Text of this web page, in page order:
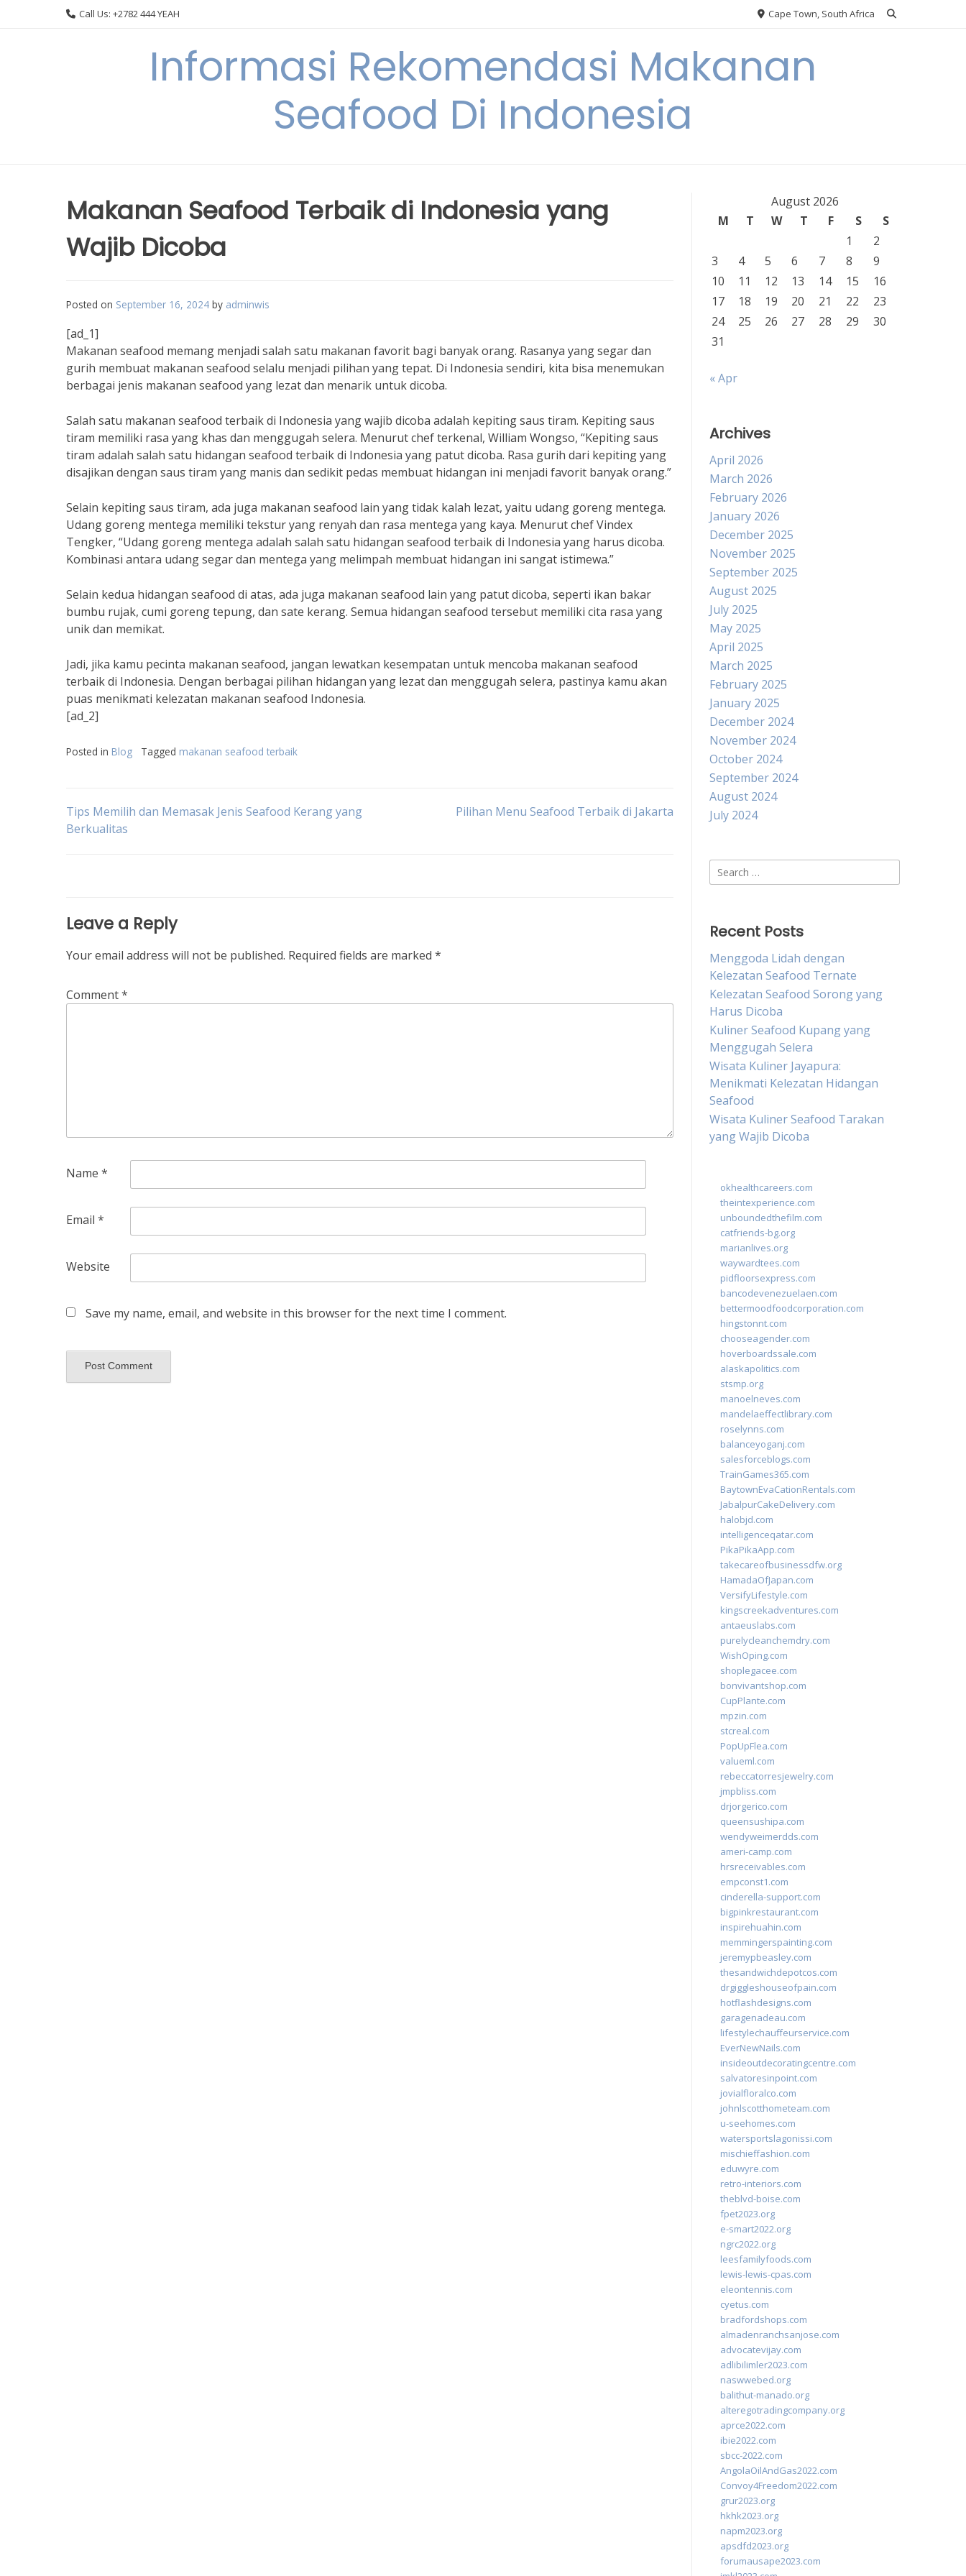
Call Us: +2782 444 YEAH Cape Town, South Africa
Informasi Rekomendasi Makanan
Seafood Di Indonesia
Makanan Seafood Terbaik di Indonesia yang
Wajib Dicoba
Posted on September 16, 2024 by adminwis
[ad_1]
Makanan seafood memang menjadi salah satu makanan favorit bagi banyak orang. Rasanya yang segar dan
gurih membuat makanan seafood selalu menjadi pilihan yang tepat. Di Indonesia sendiri, kita bisa menemukan
berbagai jenis makanan seafood yang lezat dan menarik untuk dicoba.
Salah satu makanan seafood terbaik di Indonesia yang wajib dicoba adalah kepiting saus tiram. Kepiting saus
tiram memiliki rasa yang khas dan menggugah selera. Menurut chef terkenal, William Wongso, “Kepiting saus
tiram adalah salah satu hidangan seafood terbaik di Indonesia yang patut dicoba. Rasa gurih dari kepiting yang
disajikan dengan saus tiram yang manis dan sedikit pedas membuat hidangan ini menjadi favorit banyak orang.”
Selain kepiting saus tiram, ada juga makanan seafood lain yang tidak kalah lezat, yaitu udang goreng mentega.
Udang goreng mentega memiliki tekstur yang renyah dan rasa mentega yang kaya. Menurut chef Vindex
Tengker, “Udang goreng mentega adalah salah satu hidangan seafood terbaik di Indonesia yang harus dicoba.
Kombinasi antara udang segar dan mentega yang melimpah membuat hidangan ini sangat istimewa.”
Selain kedua hidangan seafood di atas, ada juga makanan seafood lain yang patut dicoba, seperti ikan bakar
bumbu rujak, cumi goreng tepung, dan sate kerang. Semua hidangan seafood tersebut memiliki cita rasa yang
unik dan memikat.
Jadi, jika kamu pecinta makanan seafood, jangan lewatkan kesempatan untuk mencoba makanan seafood
terbaik di Indonesia. Dengan berbagai pilihan hidangan yang lezat dan menggugah selera, pastinya kamu akan
puas menikmati kelezatan makanan seafood Indonesia.
[ad_2]
Posted in Blog Tagged makanan seafood terbaik
Post
Tips Memilih dan Memasak Jenis Seafood Kerang yang
Berkualitas
Pilihan Menu Seafood Terbaik di Jakarta
Leave a Reply
Your email address will not be published. Required fields are marked *
Comment*
Name *
Email *
Website
Save my name, email, and website in this browser for the next time I comment.
August 2026
M
T W T F S
S
1
2
3
4 5 6 7 8
9
10
11 12 13 14 15
16
17
18 19 20 21 22
23
24
25 26 27 28 29
30
31
« Apr
Archives
April 2026
March 2026
February 2026
January 2026
December 2025
November 2025
September 2025
August 2025
July 2025
May 2025
April 2025
March 2025
February 2025
January 2025
December 2024
November 2024
October 2024
September 2024
August 2024
July 2024
Search
for:
Recent Posts
Menggoda Lidah dengan
Kelezatan Seafood Ternate
Kelezatan Seafood Sorong yang
Harus Dicoba
Kuliner Seafood Kupang yang
Menggugah Selera
Wisata Kuliner Jayapura:
Menikmati Kelezatan Hidangan
Seafood
Wisata Kuliner Seafood Tarakan
yang Wajib Dicoba
okhealthcareers.com
theintexperience.com
unboundedthefilm.com
catfriends-bg.org
marianlives.org
waywardtees.com
pidfloorsexpress.com
bancodevenezuelaen.com
bettermoodfoodcorporation.com
hingstonnt.com
chooseagender.com
hoverboardssale.com
alaskapolitics.com
stsmp.org
manoelneves.com
mandelaeffectlibrary.com
roselynns.com
balanceyoganj.com
salesforceblogs.com
TrainGames365.com
BaytownEvaCationRentals.com
JabalpurCakeDelivery.com
halobjd.com
intelligenceqatar.com
PikaPikaApp.com
takecareofbusinessdfw.org
HamadaOfJapan.com
VersifyLifestyle.com
kingscreekadventures.com
antaeuslabs.com
purelycleanchemdry.com
WishOping.com
shoplegacee.com
bonvivantshop.com
CupPlante.com
mpzin.com
stcreal.com
PopUpFlea.com
valueml.com
rebeccatorresjewelry.com
jmpbliss.com
drjorgerico.com
queensushipa.com
wendyweimerdds.com
ameri-camp.com
hrsreceivables.com
empconst1.com
cinderella-support.com
bigpinkrestaurant.com
inspirehuahin.com
memmingerspainting.com
jeremypbeasley.com
thesandwichdepotcos.com
drgiggleshouseofpain.com
hotflashdesigns.com
garagenadeau.com
lifestylechauffeurservice.com
EverNewNails.com
insideoutdecoratingcentre.com
salvatoresinpoint.com
jovialfloralco.com
johnlscotthometeam.com
u-seehomes.com
watersportslagonissi.com
mischieffashion.com
eduwyre.com
retro-interiors.com
theblvd-boise.com
fpet2023.org
e-smart2022.org
ngrc2022.org
leesfamilyfoods.com
lewis-lewis-cpas.com
eleontennis.com
cyetus.com
bradfordshops.com
almadenranchsanjose.com
advocatevijay.com
adlibilimler2023.com
naswwebed.org
balithut-manado.org
alteregotradingcompany.org
aprce2022.com
ibie2022.com
sbcc-2022.com
AngolaOilAndGas2022.com
Convoy4Freedom2022.com
grur2023.org
hkhk2023.org
napm2023.org
apsdfd2023.org
forumausape2023.com